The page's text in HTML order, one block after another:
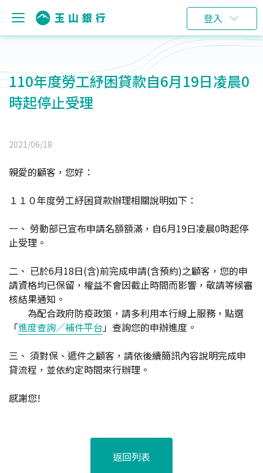
登入
110年度勞工紓困貸款自6月19日凌晨0
時起停止受理
2021/06/18
親愛的顧客，您好：
１１０年度勞工紓困貸款辦理相關說明如下：
一、 勞動部已宣布申請名額額滿，自6月19日凌晨0時起停
止受理。
二、 已於6月18日(含)前完成申請(含預約)之顧客，您的申
請資格均已保留，權益不會因截止時間而影響，敬請等候審
核結果通知。
為配合政府防疫政策，請多利用本行線上服務，點選
「進度查詢／補件平台」查詢您的申辦進度。
三、 須對保、遞件之顧客，請依後續簡訊內容說明完成申
貸流程，並依約定時間來行辦理。
感謝您!
返回列表